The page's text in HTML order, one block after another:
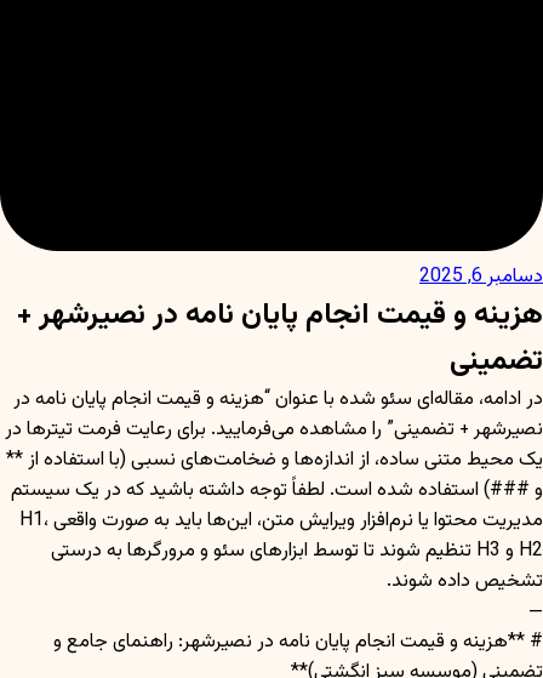
دسامبر 6, 2025
هزینه و قیمت انجام پایان نامه در نصیرشهر +
تضمینی
در ادامه، مقاله‌ای سئو شده با عنوان “هزینه و قیمت انجام پایان نامه در
نصیرشهر + تضمینی” را مشاهده می‌فرمایید. برای رعایت فرمت تیترها در
یک محیط متنی ساده، از اندازه‌ها و ضخامت‌های نسبی (با استفاده از **
و ###) استفاده شده است. لطفاً توجه داشته باشید که در یک سیستم
مدیریت محتوا یا نرم‌افزار ویرایش متن، این‌ها باید به صورت واقعی H1،
H2 و H3 تنظیم شوند تا توسط ابزارهای سئو و مرورگرها به درستی
تشخیص داده شوند.
—
# **هزینه و قیمت انجام پایان نامه در نصیرشهر: راهنمای جامع و